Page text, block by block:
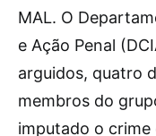
MAL. O
e Ação Penal
arguidos, quatro
membros do
imputado o